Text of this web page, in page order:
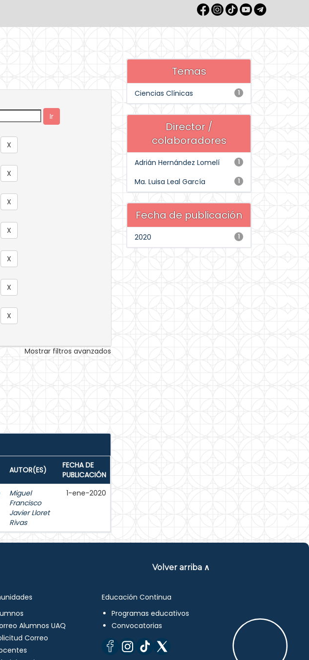
Mostrar filtros avanzados
AUTOR(ES)
FECHA DE
PUBLICACIÓN
Miguel
Francisco
Javier Lloret
Rivas
1-ene-2020
Temas
1
Ciencias Clínicas
Director /
colaboradores
1
Adrián Hernández Lomelí
1
Ma. Luisa Leal García
Fecha de publicación
1
2020
Volver arriba ∧
Alumnos UAQ
Correo
Educación Continua
Programas educativos
Convocatorias